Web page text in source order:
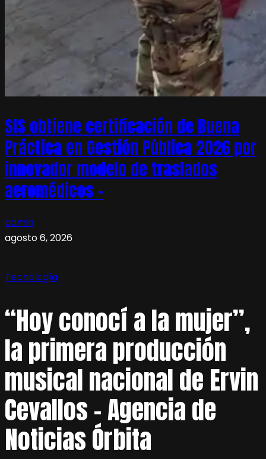
SIS obtiene certificación de Buena
Práctica en Gestión Pública 2026 por
innovador modelo de traslados
aeromédicos –
admin
agosto 6, 2026
Tecnología
“Hoy conocí a la mujer”,
la primera producción
musical nacional de Ervin
Cevallos – Agencia de
Noticias Órbita